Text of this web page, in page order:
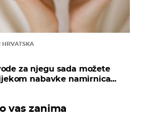
HRVATSKA
za njegu sada možete
nabavke namirnica...
vas zanima